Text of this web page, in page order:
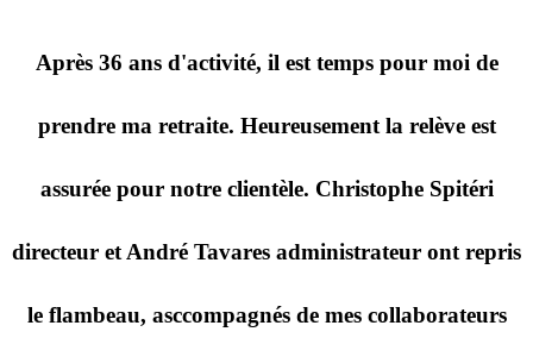
Après 36 ans d'activité, il est temps pour moi de
prendre ma retraite. Heureusement la relève est
assurée pour notre clientèle. Christophe Spitéri
directeur et André Tavares administrateur ont repris
le flambeau, asccompagnés de mes collaborateurs